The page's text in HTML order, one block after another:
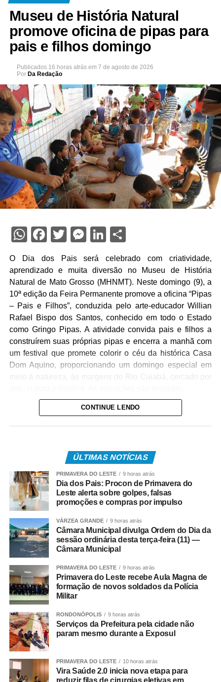
Museu de História Natural
promove oficina de pipas para
pais e filhos domingo
Publicados 16 horas atrás em 7 de agosto de 2026
Por Da Redação
WhatsApp
Facebook
TwitterMessenger
LinkedIn
O Dia dos Pais será celebrado com criatividade,
aprendizado e muita diversão no Museu de História
Natural de Mato Grosso (MHNMT). Neste domingo (9), a
10ª edição da Feira Permanente promove a oficina “Pipas
– Pais e Filhos”, conduzida pelo arte-educador Willian
Rafael Bispo dos Santos, conhecido em todo o Estado
como Gringo Pipas. A atividade convida pais e filhos a
construírem suas próprias pipas e encerra a manhã com
um festival que promete colorir o céu da histórica Casa
Dom Aquino, proporcionando um domingo especial em
meio à natureza, às margens do Rio Cuiabá, cercado por
A oficina começa às 9h30 com uma conversa sobre a
confecção, montagem e equilíbrio da pipa e, ao final,
participam de um festival para colocar as criações no ar.
Durante toda a atividade haverá brincadeiras, interação e
sorteio de brindes.
“Mais do que ensinar a fazer uma pipa, queremos
proporcionar um momento em família. Muitos pais
brincavam de pipa quando eram crianças e agora terão a
oportunidade de reviver essa lembrança ao lado dos
vínculos familiares e mostra que a pipa também é cultura,
educação e esporte”, destaca Gringo.
Da infância humilde ao trabalho que transformou vidas, a
história de Gringo Pipas começou quando ele tinha
apenas quatro anos de idade. Fascinado pelas pipas,
aprendeu cedo a confeccioná-las e, aos dez anos, já
produzia modelos para vender de porta em porta. O que
CONTINUE LENDO
ÚLTIMAS NOTÍCIAS
PRIMAVERA DO LESTE 9 horas atrás
Dia dos Pais: Procon de Primavera do
Leste alerta sobre golpes, falsas
promoções e compras por impulso
VÁRZEA GRANDE 9 horas atrás
Câmara Municipal divulga Ordem do Dia da
sessão ordinária desta terça-feira (11) —
Câmara Municipal
PRIMAVERA DO LESTE 9 horas atrás
Primavera do Leste recebe Aula Magna de
formação de novos soldados da Polícia
Militar
RONDONÓPOLIS 9 horas atrás
Serviços da Prefeitura pela cidade não
param mesmo durante a Exposul
PRIMAVERA DO LESTE 10 horas atrás
Vira Saúde 2.0 inicia nova etapa para